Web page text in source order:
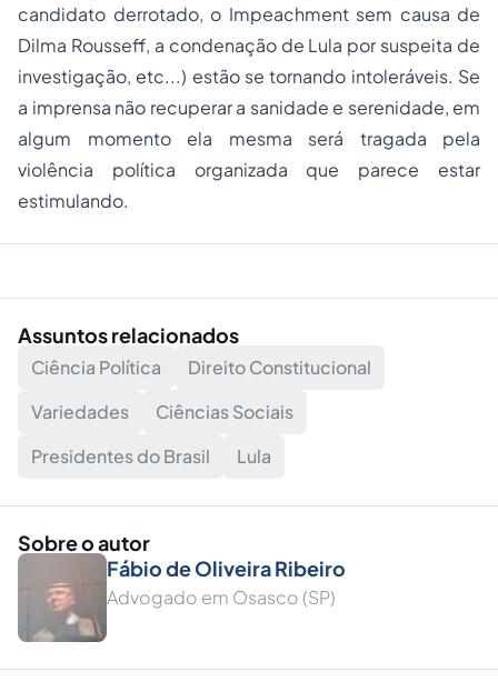
candidato derrotado, o Impeachmentsem causa de
Dilma Rousseff, a condenação de Lula por suspeita de
investigação, etc...) estão se tornando intoleráveis. Se
a imprensa não recuperar a sanidade e serenidade, em
algum momento ela mesma será tragada pela
violência política organizada que parece estar
estimulando.
Assuntos relacionados
Ciência Política
Direito Constitucional
Variedades
Ciências Sociais
Presidentes do Brasil
Lula
Sobre o autor
Fábio de Oliveira Ribeiro
Advogado em Osasco (SP)